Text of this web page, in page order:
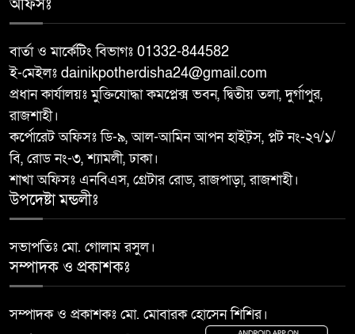
(বিএমডিএ)-এর পরিচালনা বোর্ডের
৮
দুর্গাপুরে ঝালুকা ইউনিয়ন পরিদর্শন
করলেন ইউএনও উম্মে হাবিবা
৯
বাঘায় পুলিশ পরিচয়ে চাঁদাবাজির
অভিযোগে ২ ভুয়া পুলিশকে গণপিটুনির
১০
অফিসঃ
বার্তা ও মার্কেটিং বিভাগঃ 01332-844582
ই-মেইলঃ dainikpotherdisha24@gmail.com
প্রধান কার্যালয়ঃ মুক্তিযোদ্ধা কমপ্লেক্স ভবন, দ্বিতীয় তলা, দুর্গাপুর,
রাজশাহী।
কর্পোরেট অফিসঃ ডি-৯, আল-আমিন আপন হাইট্স, প্লট নং-২৭/১/
বি, রোড নং-৩, শ্যামলী, ঢাকা।
শাখা অফিসঃ এনবিএস, গ্রেটার রোড, রাজপাড়া, রাজশাহী।
উপদেষ্টা মন্ডলীঃ
সভাপতিঃ মো. গোলাম রসুল।
সম্পাদক ও প্রকাশকঃ
সম্পাদক ও প্রকাশকঃ মো. মোবারক হোসেন শিশির।